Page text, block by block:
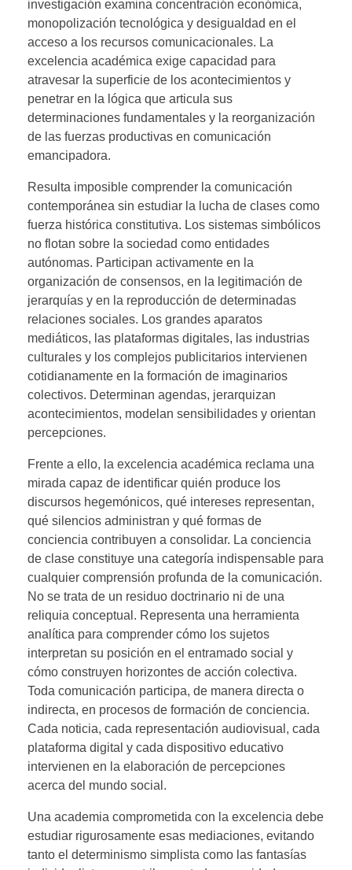
investigación examina concentración económica,
monopolización tecnológica y desigualdad en el
acceso a los recursos comunicacionales. La
excelencia académica exige capacidad para
atravesar la superficie de los acontecimientos y
penetrar en la lógica que articula sus
determinaciones fundamentales y la reorganización
de las fuerzas productivas en comunicación
emancipadora.
Resulta imposible comprender la comunicación
contemporánea sin estudiar la lucha de clases como
fuerza histórica constitutiva. Los sistemas simbólicos
no flotan sobre la sociedad como entidades
autónomas. Participan activamente en la
organización de consensos, en la legitimación de
jerarquías y en la reproducción de determinadas
relaciones sociales. Los grandes aparatos
mediáticos, las plataformas digitales, las industrias
culturales y los complejos publicitarios intervienen
cotidianamente en la formación de imaginarios
colectivos. Determinan agendas, jerarquizan
acontecimientos, modelan sensibilidades y orientan
percepciones.
Frente a ello, la excelencia académica reclama una
mirada capaz de identificar quién produce los
discursos hegemónicos, qué intereses representan,
qué silencios administran y qué formas de
conciencia contribuyen a consolidar. La conciencia
de clase constituye una categoría indispensable para
cualquier comprensión profunda de la comunicación.
No se trata de un residuo doctrinario ni de una
reliquia conceptual. Representa una herramienta
analítica para comprender cómo los sujetos
interpretan su posición en el entramado social y
cómo construyen horizontes de acción colectiva.
Toda comunicación participa, de manera directa o
indirecta, en procesos de formación de conciencia.
Cada noticia, cada representación audiovisual, cada
plataforma digital y cada dispositivo educativo
intervienen en la elaboración de percepciones
acerca del mundo social.
Una academia comprometida con la excelencia debe
estudiar rigurosamente esas mediaciones, evitando
tanto el determinismo simplista como las fantasías